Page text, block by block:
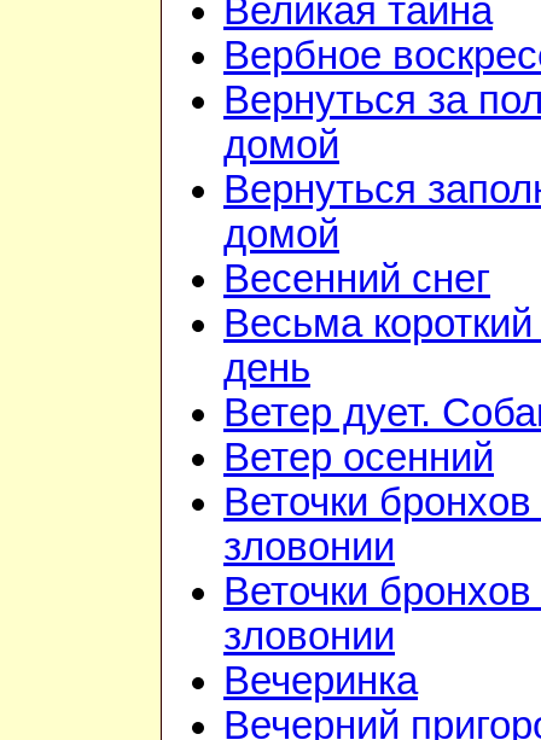
Великая тайна
Вербное
Вернуться за
домой
Вернуться
домой
Весенний снег
Весьма
день
Ветер дует.
Ветер осенний
Веточки
зловонии
Веточки
зловонии
Вечеринка
Вечерний